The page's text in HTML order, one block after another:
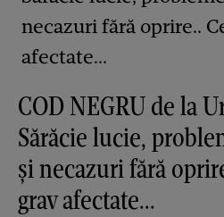
COD NEGRU de la
Sărăcie lucie,
și necazuri fără
grav afectate...